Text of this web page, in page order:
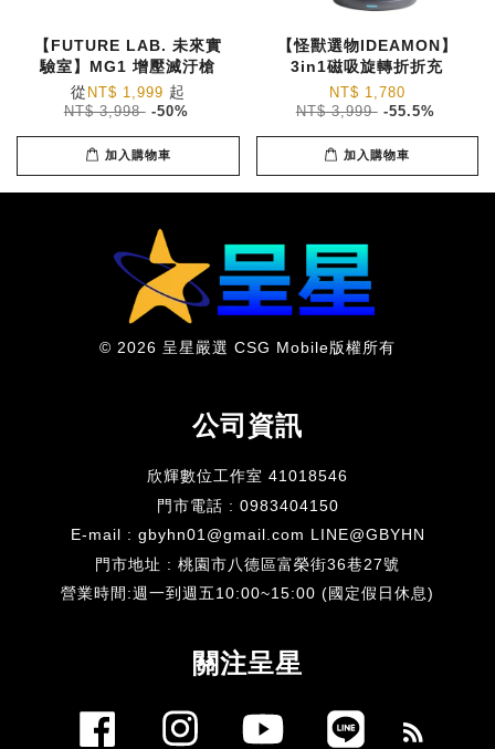
【FUTURE LAB. 未來實
驗室】MG1 增壓滅汙槍
從 NT$ 1,999 起
NT$ 3,998 -50%
加入購物車
【怪獸選物IDEAMON】
3in1磁吸旋轉折折充
NT$ 1,780
NT$ 3,999 -55.5%
加入購物車
© 2026 呈星嚴選 CSG Mobile版權所有
公司資訊
欣輝數位工作室 41018546
門市電話 : 0983404150
E-mail : gbyhn01@gmail.com LINE@GBYHN
門市地址 : 桃園市八德區富榮街36巷27號
​營業時間:週一到週五10:00~15:00 (國定假日休息)
關注呈星
Facebook Instagram YouTube